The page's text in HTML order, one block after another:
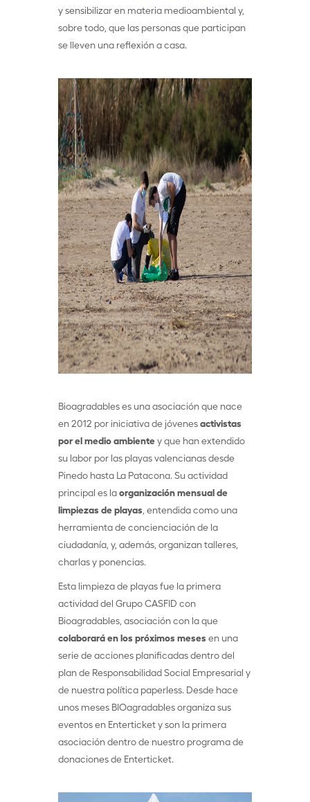
y sensibilizar en materia medioambiental y,
sobre todo, que las personas que participan
se lleven una reflexión a casa.
Bioagradables es una asociación que nace
en 2012 por iniciativa de jóvenesactivistas
por el medio ambientey que han extendido
su labor por las playas valencianas desde
Pinedo hasta La Patacona. Su actividad
principal es laorganización mensual de
limpiezas de playas , entendida como una
herramienta de concienciación de la
ciudadanía, y, además, organizan talleres,
charlas y ponencias.
Esta limpieza de playas fue la primera
actividad del Grupo CASFID con
Bioagradables, asociación con la que
colaborará en los próximos meses en una
serie de acciones planificadas dentro del
plan de Responsabilidad Social Empresarial y
de nuestra política paperless. Desde hace
unos meses BIOagradables organiza sus
eventos en Enterticket y son la primera
asociación dentro de nuestro programa de
donaciones de Enterticket.